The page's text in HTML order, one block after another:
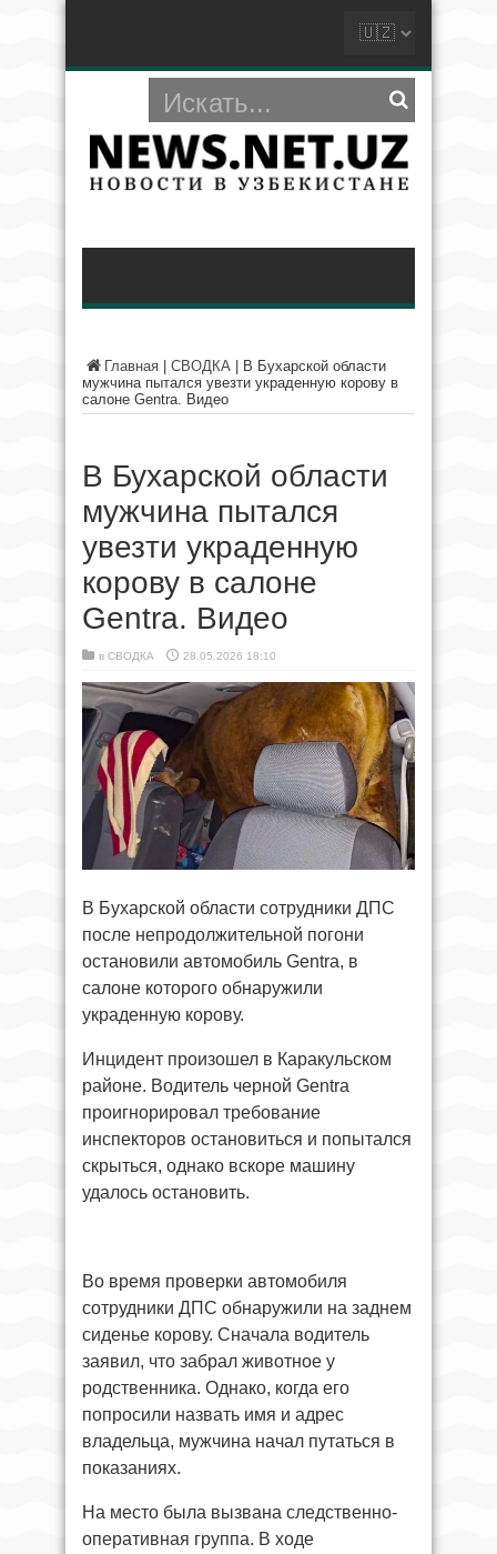
Главная СВОДКА
В Бухарской области
мужчина пытался увезти украденную корову в
салоне Gentra. Видео
В Бухарской области
мужчина пытался
увезти украденную
корову в салоне
Gentra. Видео
в СВОДКА 28.05.2026 18:10
В Бухарской области сотрудники ДПС
после непродолжительной погони
остановили автомобиль Gentra, в
салоне которого обнаружили
украденную корову.
Инцидент произошел в Каракульском
районе. Водитель черной Gentra
проигнорировал требование
инспекторов остановиться и попытался
скрыться, однако вскоре машину
удалось остановить.
Во время проверки автомобиля
сотрудники ДПС обнаружили на заднем
сиденье корову. Сначала водитель
заявил, что забрал животное у
родственника. Однако, когда его
попросили назвать имя и адрес
владельца, мужчина начал путаться в
показаниях.
На место была вызвана следственно-
оперативная группа. В ходе